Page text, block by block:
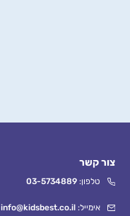
צור קשר
טלפון:03-5734889
אימייל:info@kidsbest.co.il